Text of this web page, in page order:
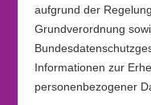
aufgrund der
Grundverordnung
Informationen zur
personenbezogener